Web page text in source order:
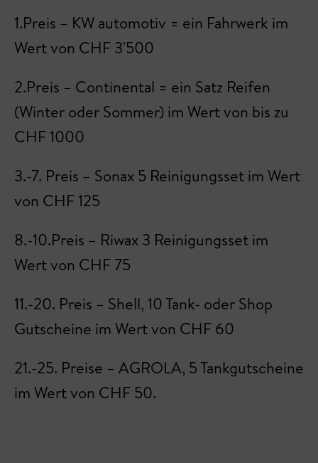
1.Preis – KW automotiv = ein Fahrwerk im
Wert von CHF 3'500
2.Preis – Continental = ein Satz Reifen
(Winter oder Sommer) im Wert von bis zu
CHF 1000
3.-7. Preis – Sonax 5 Reinigungsset im Wert
von CHF 125
8.-10.Preis – Riwax 3 Reinigungsset im
Wert von CHF 75
11.-20. Preis – Shell, 10 Tank- oder Shop
Gutscheine im Wert von CHF 60
21.-25. Preise – AGROLA, 5 Tankgutscheine
im Wert von CHF 50.